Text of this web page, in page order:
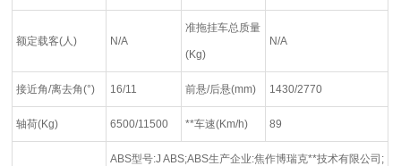
额定载客(人) N/A
准拖挂车总质量
(Kg)
N/A
接近角/离去角(°) 16/11 前悬/后悬(mm) 1430/2770
轴荷(Kg) 6500/11500 **车速(Km/h) 89
ABS型号:J ABS;ABS生产企业:焦作博瑞克**技术有限公司;